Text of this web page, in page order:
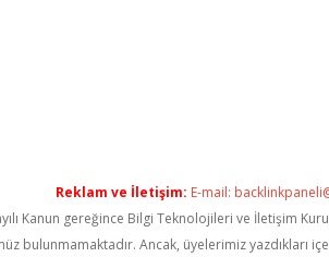
Reklam ve İletişim: E-mail:
Kanun gereğince Bilgi Teknolojileri ve İletişim
bulunmamaktadır. Ancak, üyelerimiz